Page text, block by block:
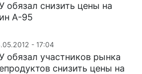
обязал снизить цены на
А-95
- 17:04
обязал участников рынка
снизить цены на